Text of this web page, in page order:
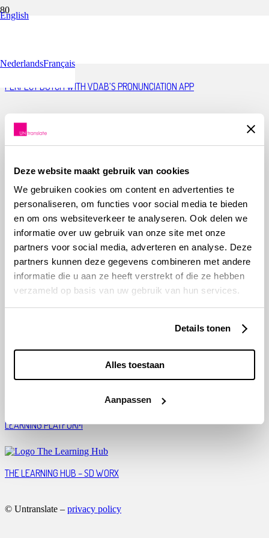
Deze website maakt gebruik van cookies
We gebruiken cookies om content en advertenties te
personaliseren, om functies voor social media te bieden
en om ons websiteverkeer te analyseren. Ook delen we
informatie over uw gebruik van onze site met onze
partners voor social media, adverteren en analyse. Deze
partners kunnen deze gegevens combineren met andere
informatie die u aan ze heeft verstrekt of die ze hebben
verzameld op basis van uw gebruik van hun services.
Details tonen
Alles toestaan
Aanpassen
English
NederlandsFrançais
PERFECT DUTCH WITH VDAB’S PRONUNCIATION APP
MULTILINGUAL COMMUNICATION IN THE RECEPTION OF ASYLUM
SEEKERS: AMICA GIVES EVERYONE A VOICE
HEALTHCARE WITHOUT BARRIERS
LIMITLESS COMMUNICATION WITH SOFTWARE LOCALISATION FROM
UNTRANSLATE
TRANSCRIPTION AND TRANSLATION (GHENT UNIVERSITY)
LEARNING PLATFORM
THE LEARNING HUB – SD WORX
© Untranslate – privacy policy